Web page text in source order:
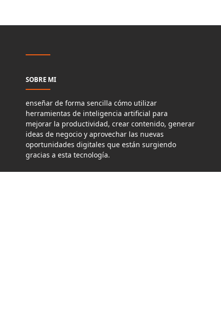
SOBRE MI
enseñar de forma sencilla cómo utilizar
herramientas de inteligencia artificial para
mejorar la productividad, crear contenido, generar
ideas de negocio y aprovechar las nuevas
oportunidades digitales que están surgiendo
gracias a esta tecnología.